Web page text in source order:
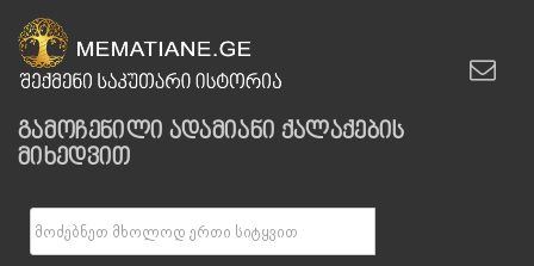
გამოჩენილი ადამიანი ქალაქების
მიხედვით